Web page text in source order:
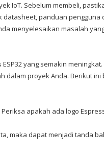
IoT. Sebelum membeli,
panduan pengguna
menyelesaikan masalah
yang semakin
dalam proyek Anda. Berikut
apakah ada logo
maka dapat menjadi tanda